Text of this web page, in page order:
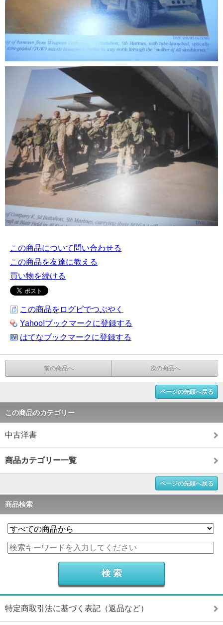
この商品について問い合わせる
この商品を友達に教える
買い物を続ける
この商品をログピでつぶやく
Yahoo!ブックマークに登録する
はてなブックマークに登録する
前の商品へ 次の商品へ
ページの先頭へ戻る
この商品のカテゴリー
中古洋書
商品カテゴリー一覧
ページの先頭へ戻る
商品検索
特定商取引法に基づく表記（返品など）